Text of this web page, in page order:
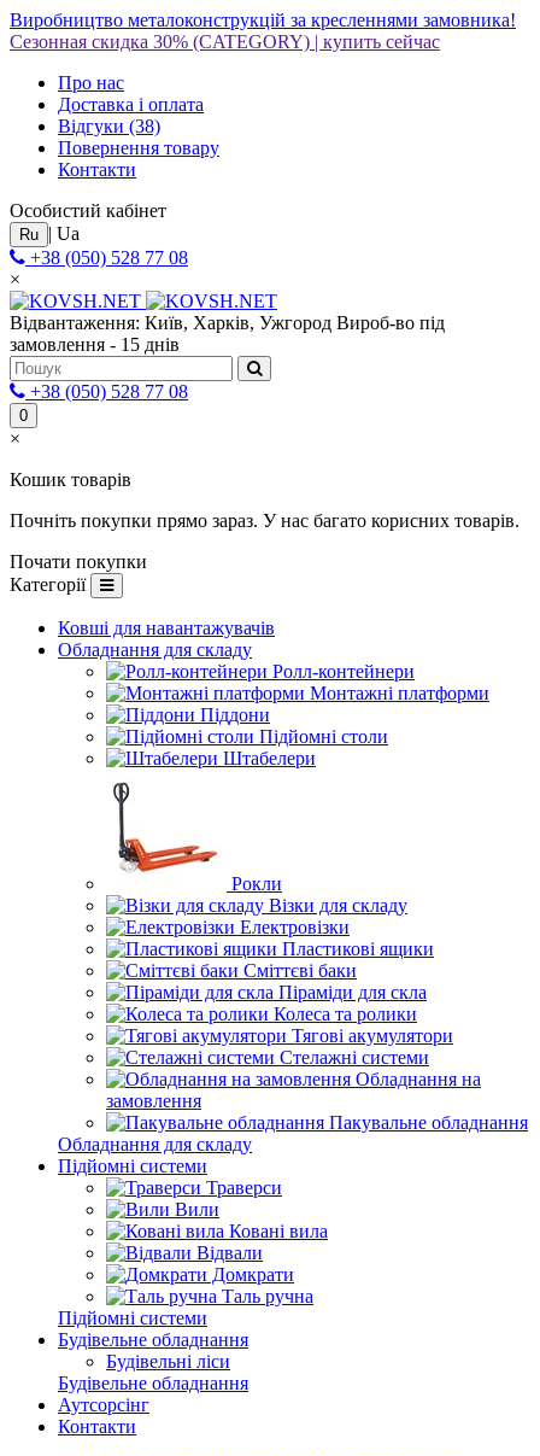
Виробництво металоконструкцій за кресленнями замовника!
Сезонная скидка 30% (CATEGORY) | купить сейчас
Про нас
Доставка і оплата
Відгуки (38)
Повернення товару
Контакти
Особистий кабінет
Ru | Ua
+38 (050) 528 77 08
×
Відвантаження: Київ, Харків, Ужгород Вироб-во під
замовлення - 15 днів
+38 (050) 528 77 08
0
×
Кошик товарів
Почніть покупки прямо зараз. У нас багато корисних товарів.
Почати покупки
Категорії
Ковші для навантажувачів
Обладнання для складу
Ролл-контейнери
Монтажні платформи
Піддони
Підйомні столи
Штабелери
Рокли
Візки для складу
Електровізки
Пластикові ящики
Сміттєві баки
Піраміди для скла
Колеса та ролики
Тягові акумулятори
Стелажні системи
Обладнання на
замовлення
Пакувальне обладнання
Обладнання для складу
Підйомні системи
Траверси
Вили
Ковані вила
Відвали
Домкрати
Таль ручна
Підйомні системи
Будівельне обладнання
Будівельні ліси
Будівельне обладнання
Аутсорсінг
Контакти